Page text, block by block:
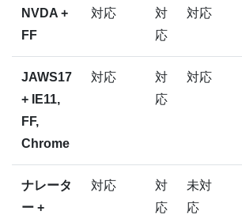
NVDA +
FF
対応
対
応
対応
JAWS17
+ IE11,
FF,
Chrome
対応
対
応
対応
ナレータ
ー +
対応
対
応
未対
応